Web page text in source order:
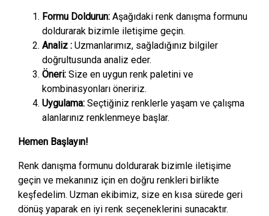
Formu Doldurun: Aşağıdaki renk danışma formunu
doldurarak bizimle iletişime geçin.
Analiz : Uzmanlarımız, sağladığınız bilgiler
doğrultusunda analiz eder.
Öneri: Size en uygun renk paletini ve
kombinasyonları öneririz.
Uygulama: Seçtiğiniz renklerle yaşam ve çalışma
alanlarınız renklenmeye başlar.
Hemen Başlayın!
Renk danışma formunu doldurarak bizimle iletişime
geçin ve mekanınız için en doğru renkleri birlikte
keşfedelim. Uzman ekibimiz, size en kısa sürede geri
dönüş yaparak en iyi renk seçeneklerini sunacaktır.